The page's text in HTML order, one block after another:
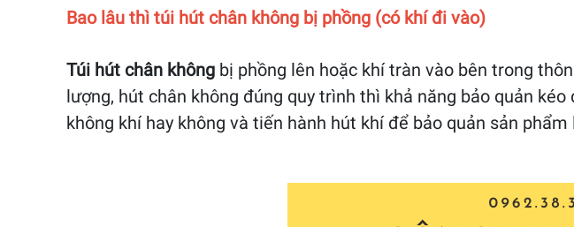
Bao lâu thì túi hút chân không bị phồng (có khí đi vào)
Túi hút chân khôngbị phồng lên hoặc khí tràn vào bên trong
lượng, hút chân không đúng quy trình thì khả năng bảo quản
không khí hay không và tiến hành hút khí để bảo quản sản